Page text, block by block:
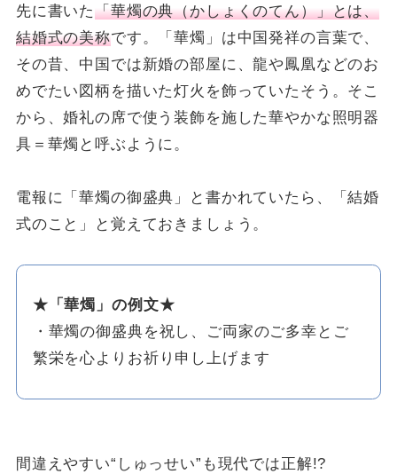
先に書いた「華燭の典（かしょくのてん）」とは、
結婚式の美称です。「華燭」は中国発祥の言葉で、
その昔、中国では新婚の部屋に、龍や鳳凰などのお
めでたい図柄を描いた灯火を飾っていたそう。そこ
から、婚礼の席で使う装飾を施した華やかな照明器
具＝華燭と呼ぶように。
電報に「華燭の御盛典」と書かれていたら、「結婚
式のこと」と覚えておきましょう。
★「華燭」の例文★
・華燭の御盛典を祝し、ご両家のご多幸とご
繁栄を心よりお祈り申し上げます
間違えやすい“しゅっせい”も現代では正解!?